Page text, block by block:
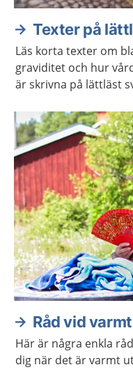
Texter på
Läs korta texter om
graviditet och hur
är skrivna på lättläst
Råd vid
Här är några enkla
dig när det är varmt